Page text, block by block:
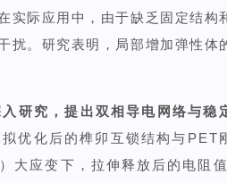
际应用中，由于缺乏固定结
。研究表明，局部增加弹性
研究，提出双相导电网络与稳
优化后的榫卯互锁结构与
应变下，拉伸释放后的电阻